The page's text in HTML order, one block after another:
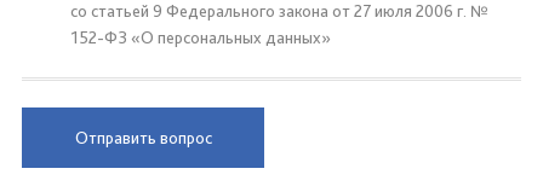
со статьей 9 Федерального закона от 27 июля 2006 г. №
152-ФЗ «О персональных данных»
Отправить вопрос